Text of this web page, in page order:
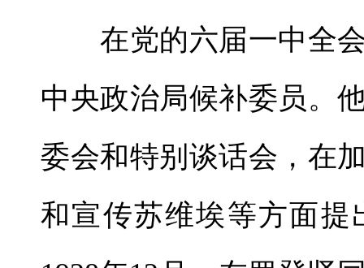
在党的六届一中全会
中央政治局候补委员。
委会和特别谈话会，在
和宣传苏维埃等方面